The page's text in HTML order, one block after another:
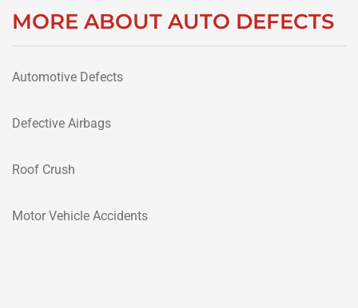
MORE ABOUT AUTO DEFECTS
Automotive Defects
Defective Airbags
Roof Crush
Motor Vehicle Accidents